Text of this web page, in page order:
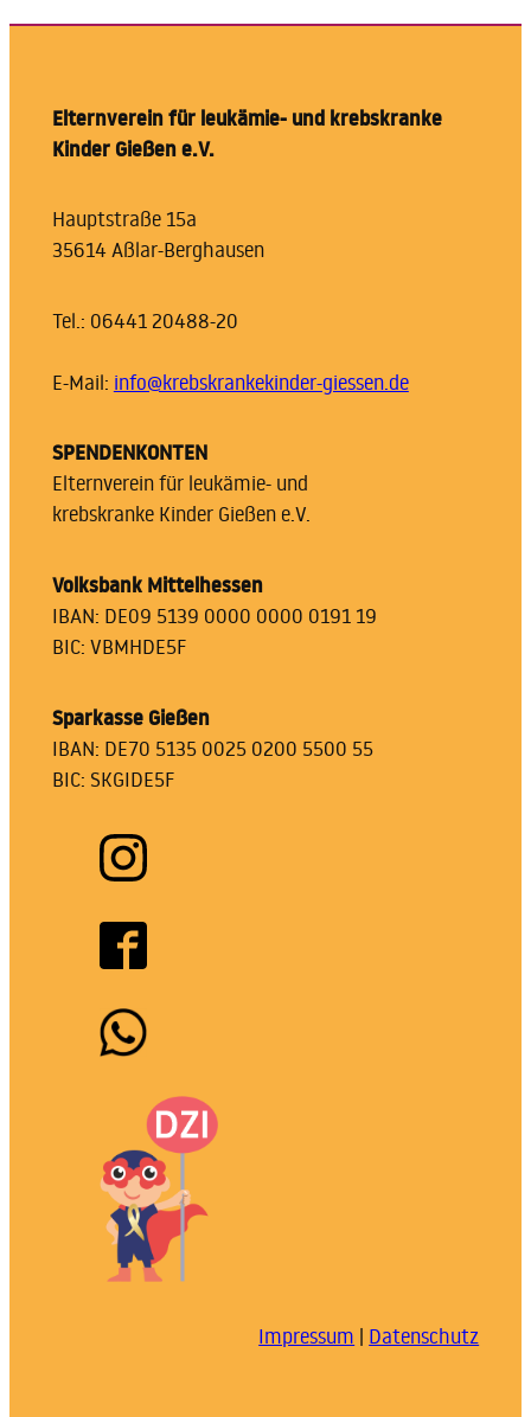
Elternverein für leukämie- und krebskranke
Kinder Gießen e.V.
Hauptstraße 15a
35614 Aßlar-Berghausen
Tel.: 06441 20488-20
E-Mail: info@krebskrankekinder-giessen.de
SPENDENKONTEN
Elternverein für leukämie- und
krebskranke Kinder Gießen e.V.
Volksbank Mittelhessen
IBAN: DE09 5139 0000 0000 0191 19
BIC: VBMHDE5F
Sparkasse Gießen
IBAN: DE70 5135 0025 0200 5500 55
BIC: SKGIDE5F
Impressum | Datenschutz